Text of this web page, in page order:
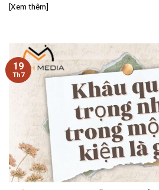
[Xem thêm]
19
Th7